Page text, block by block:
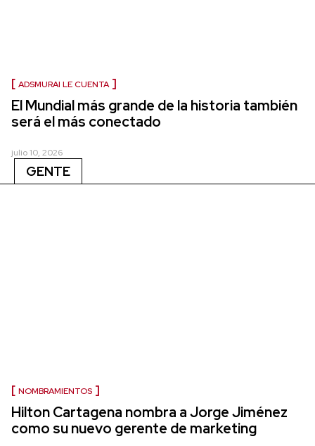
ADSMURAI LE CUENTA
El Mundial más grande de la historia también
será el más conectado
julio 10, 2026
GENTE
NOMBRAMIENTOS
Hilton Cartagena nombra a Jorge Jiménez
como su nuevo gerente de marketing